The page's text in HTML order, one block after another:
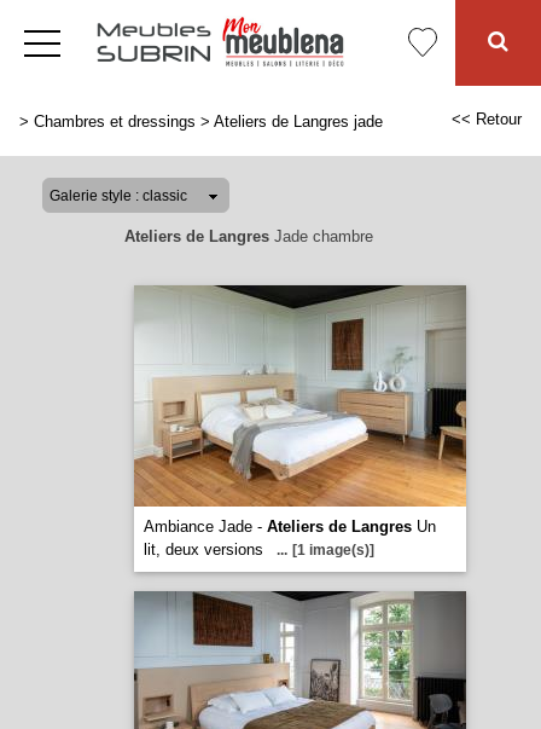
> Chambres et dressings > Ateliers de Langres jade << Retour
Ateliers de LangresJade chambre
Ambiance Jade - Ateliers de LangresUn
lit, deux versions
... [1 image(s)]